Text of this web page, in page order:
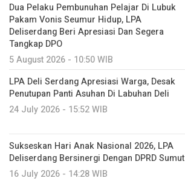
Dua Pelaku Pembunuhan Pelajar Di Lubuk
Pakam Vonis Seumur Hidup, LPA
Deliserdang Beri Apresiasi Dan Segera
Tangkap DPO
5 August 2026 - 10:50 WIB
LPA Deli Serdang Apresiasi Warga, Desak
Penutupan Panti Asuhan Di Labuhan Deli
24 July 2026 - 15:52 WIB
Sukseskan Hari Anak Nasional 2026, LPA
Deliserdang Bersinergi Dengan DPRD Sumut
16 July 2026 - 14:28 WIB